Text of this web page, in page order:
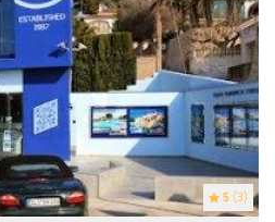
5 (3)